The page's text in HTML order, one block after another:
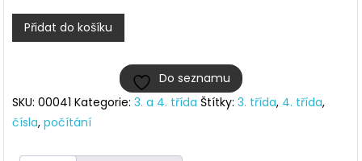
Nejmenší
a
množství
Přidat do košíku
Do seznamu
SKU:00041 Kategorie:3. a 4. třída Štítky:3. třída, 4. třída,
čísla,počítání